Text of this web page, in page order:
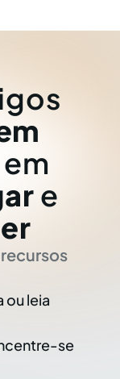
em
e
ou leia
se